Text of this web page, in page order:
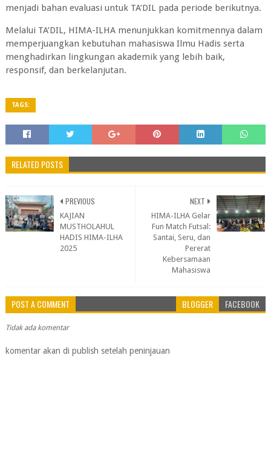
menjadi bahan evaluasi untuk TA’DIL pada periode berikutnya.
Melalui TA’DIL, HIMA-ILHA menunjukkan komitmennya dalam
memperjuangkan kebutuhan mahasiswa Ilmu Hadis serta
menghadirkan lingkungan akademik yang lebih baik,
responsif, dan berkelanjutan.
TAGS:
RELATED POSTS
NEXT
HIMA-ILHA Gelar
Fun Match Futsal:
Santai, Seru, dan
Pererat
Kebersamaan
Mahasiswa
PREVIOUS
KAJIAN
MUSTHOLAHUL
HADIS HIMA-ILHA
2025
POST A COMMENT BLOGGER FACEBOOK
Tidak ada komentar
komentar akan di publish setelah peninjauan